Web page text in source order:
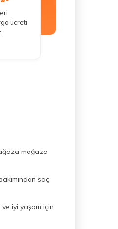
ücreti
mağaza
saç
iyi yaşam için